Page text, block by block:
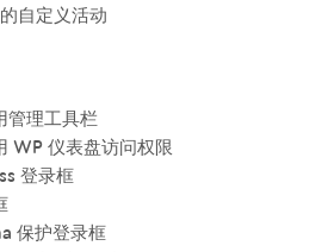
自定义活动
管理工具栏
WP 仪表盘访问权限
登录框
保护登录框